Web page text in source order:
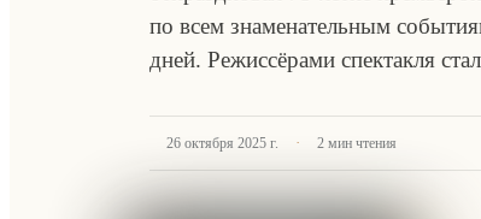
по всем знаменательным
дней. Режиссёрами спектакля
26 октября 2025 г. · 2 мин чтения